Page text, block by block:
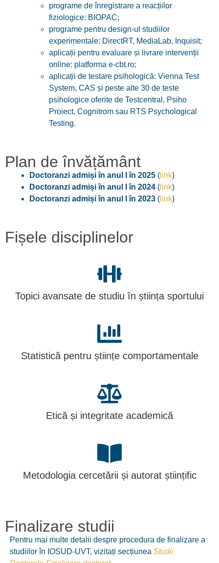
programe de înregistrare a reacțiilor
fiziologice: BIOPAC;
programe pentru design-ul studiilor
experimentale: DirectRT, MediaLab, Inquisit;
aplicații pentru evaluare și livrare intervenții
online: platforma e-cbt.ro;
aplicații de testare psihologică: Vienna Test
System, CAS și peste alte 30 de teste
psihologice oferite de Testcentral, Psiho
Proiect, Cognitrom sau RTS Psychological
Testing.
Plan de învățământ
Doctoranzi admiși în anul I în 2025 ( link)
Doctoranzi admiși în anul I în 2024 ( link)
Doctoranzi admiși în anul I în 2023 ( link)
Fișele disciplinelor
Topici avansate de studiu în știința sportului
Statistică pentru științe comportamentale
Etică și integritate academică
Metodologia cercetării și autorat științific
Finalizare studii
Pentru mai multe detalii despre procedura de finalizare a
studiilor în IOSUD-UVT, vizitați secțiunea Studii